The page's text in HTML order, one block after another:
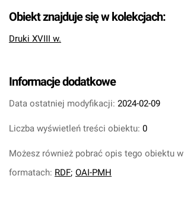
Obiekt znajduje się w kolekcjach:
Druki XVIII w.
Informacje dodatkowe
Data ostatniej modyfikacji: 2024-02-09
Liczba wyświetleń treści obiektu: 0
Możesz również pobrać opis tego obiektu w
formatach: RDF; OAI-PMH